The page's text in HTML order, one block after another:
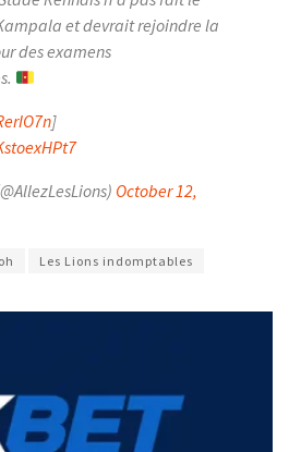
et devrait rejoindre la
des examens
]
October 12,
Les Lions indomptables